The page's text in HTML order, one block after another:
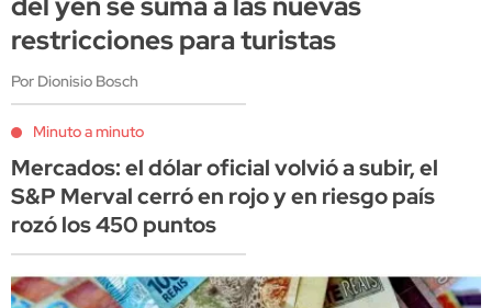
restricciones para turistas
Por Dionisio Bosch
Minuto a minuto
Mercados: el dólar oficial volvió a subir, el
S&P Merval cerró en rojo y en riesgo país
rozó los 450 puntos